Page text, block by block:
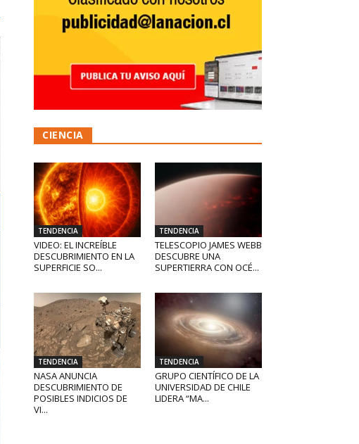
CIENCIA
TENDENCIA
VIDEO: EL INCREÍBLE
DESCUBRIMIENTO EN LA
SUPERFICIE SO...
TENDENCIA
TELESCOPIO JAMES WEBB
DESCUBRE UNA
SUPERTIERRA CON OCÉ...
TENDENCIA
NASA ANUNCIA
DESCUBRIMIENTO DE
POSIBLES INDICIOS DE
VI...
TENDENCIA
GRUPO CIENTÍFICO DE LA
UNIVERSIDAD DE CHILE
LIDERA “MA...